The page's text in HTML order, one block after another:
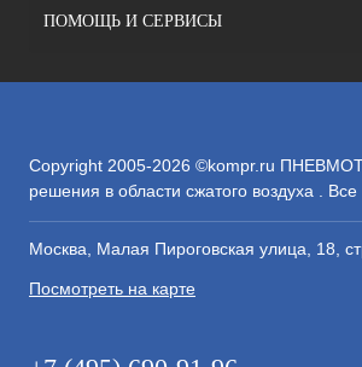
ПОМОЩЬ И СЕРВИСЫ
Copyright 2005-2026 ©kompr.ru
решения в области сжатого воздуха .
Москва, Малая Пироговская улица, 18,
Посмотреть на карте